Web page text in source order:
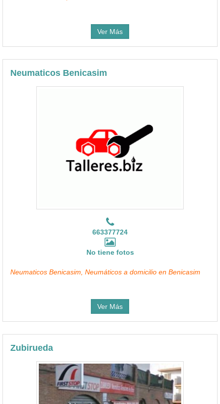
Ver Más
Neumaticos Benicasim
663377724
No tiene fotos
Neumaticos Benicasim, Neumáticos a domicilio en Benicasim
Ver Más
Zubirueda